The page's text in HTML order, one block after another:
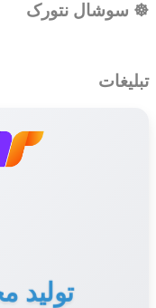
☸️ سوشال نتورک
تبلیغات
تولید